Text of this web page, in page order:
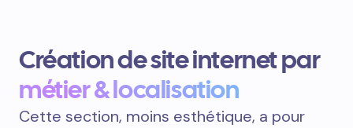
Création de site internet par
métier & localisation
Cette section, moins esthétique, a pour